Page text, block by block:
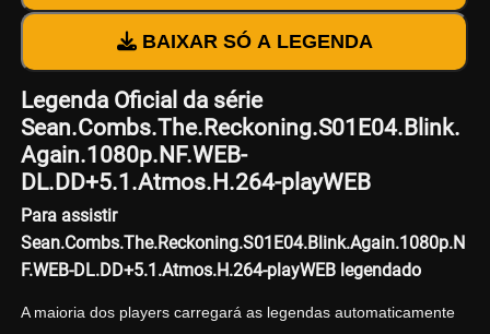
BAIXAR SÓ A LEGENDA
Legenda Oficial da série
Sean.Combs.The.Reckoning.S01E04.Blink.
Again.1080p.NF.WEB-
DL.DD+5.1.Atmos.H.264-playWEB
Para assistir
Sean.Combs.The.Reckoning.S01E04.Blink.Again.1080p.N
F.WEB-DL.DD+5.1.Atmos.H.264-playWEB legendado
A maioria dos players carregará as legendas automaticamente